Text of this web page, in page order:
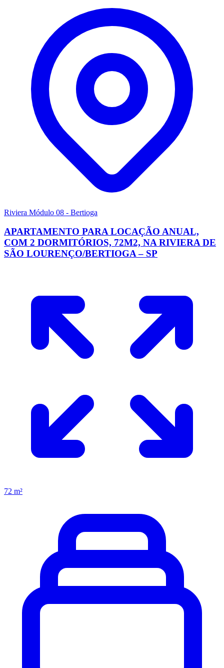
Riviera Módulo 08 - Bertioga
APARTAMENTO PARA LOCAÇÃO ANUAL,
COM 2 DORMITÓRIOS, 72M2, NA RIVIERA DE
SÃO LOURENÇO/BERTIOGA – SP
72 m²